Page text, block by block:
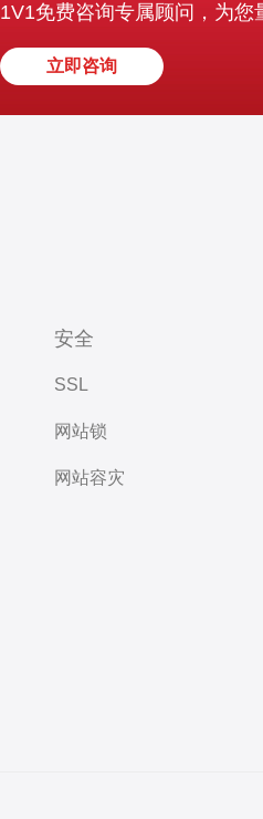
1V1免费咨询专属顾问，为您
立即咨询
安全
SSL
网站锁
网站容灾